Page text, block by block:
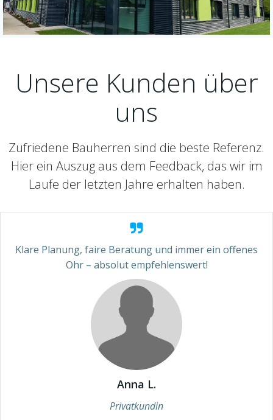
Unsere Kunden über
uns
Zufriedene Bauherren sind die beste Referenz.
Hier ein Auszug aus dem Feedback, das wir im
Laufe der letzten Jahre erhalten haben.
Klare Planung, faire Beratung und immer ein offenes
Ohr – absolut empfehlenswert!
Anna L.
Privatkundin